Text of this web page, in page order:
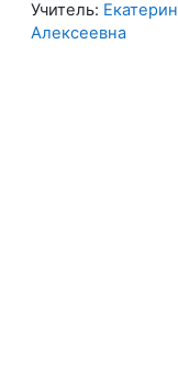
Учитель:
Алексеевна